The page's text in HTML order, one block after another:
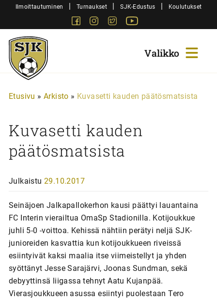
SiirryIlmoittautuminen | Turnaukset | SJK-Edustus | Koulutukset
FacebookInstagram
Twitter
Sjk-
Juniorit
Etusivu » Arkisto » Kuvasetti kauden päätösmatsista
Kuvasetti kauden
päätösmatsista
Julkaistu 29.10.2017
Seinäjoen Jalkapallokerhon kausi päättyi lauantaina
FC Interin vierailtua OmaSp Stadionilla. Kotijoukkue
juhli 5-0 -voittoa. Kehissä nähtiin perätyi neljä SJK-
junioreiden kasvattia kun kotijoukkueen riveissä
esiintyivät kaksi maalia itse viimeistellyt ja yhden
syöttänyt Jesse Sarajärvi, Joonas Sundman, sekä
debyyttinsä liigassa tehnyt Aatu Kujanpää.
Vierasjoukkueen asussa esiintyi puolestaan Tero